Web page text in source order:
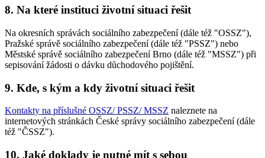
8. Na které instituci životní situaci řešit
Na okresních správách sociálního zabezpečení (dále též "OSSZ"),
Pražské správě sociálního zabezpečení (dále též "PSSZ") nebo
Městské správě sociálního zabezpečení Brno (dále též "MSSZ") při
sepisování žádosti o dávku důchodového pojištění.
9. Kde, s kým a kdy životní situaci řešit
Kontakty na příslušné OSSZ/ PSSZ/ MSSZ naleznete na
internetových stránkách České správy sociálního zabezpečení (dále
též "ČSSZ").
10. Jaké doklady je nutné mít s sebou